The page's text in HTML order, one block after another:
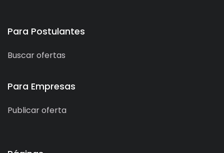
Para Postulantes
Buscar ofertas
Para Empresas
Publicar oferta